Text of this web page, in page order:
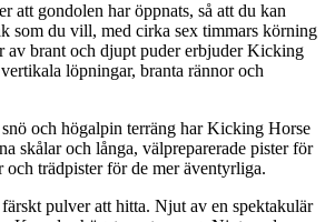
att gondolen har öppnats, så att du kan
som du vill, med cirka sex timmars körning
av brant och djupt puder erbjuder Kicking
löpningar, branta rännor och
och högalpin terräng har Kicking Horse
skålar och långa, välpreparerade pister för
och trädpister för de mer äventyrliga.
pulver att hitta. Njut av en spektakulär